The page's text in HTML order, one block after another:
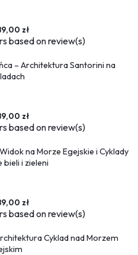
zł
based onreview(s)
– Architektura Santorini na
zł
based onreview(s)
na Morze Egejskie i Cyklady
bieli i zieleni
zł
based onreview(s)
Cyklad nad Morzem